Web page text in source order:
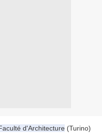
d'Architecture (Turino)